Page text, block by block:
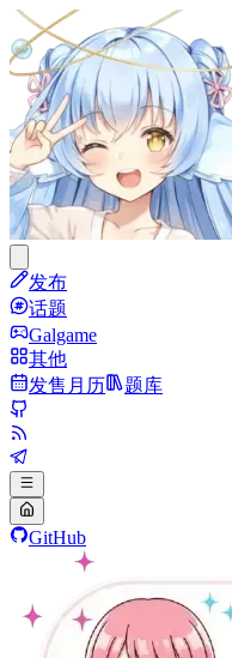
发布
话题
Galgame
其他
发售月历
题库
GitHub